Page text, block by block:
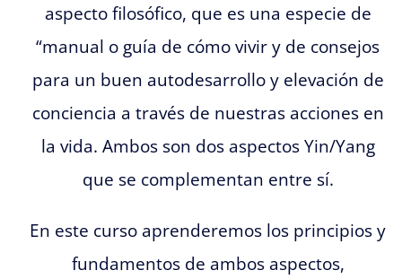
aspecto filosófico, que es una especie de
“manual o guía de cómo vivir y de consejos
para un buen autodesarrollo y elevación de
conciencia a través de nuestras acciones en
la vida. Ambos son dos aspectos Yin/Yang
que se complementan entre sí.
En este curso aprenderemos los principios y
fundamentos de ambos aspectos,